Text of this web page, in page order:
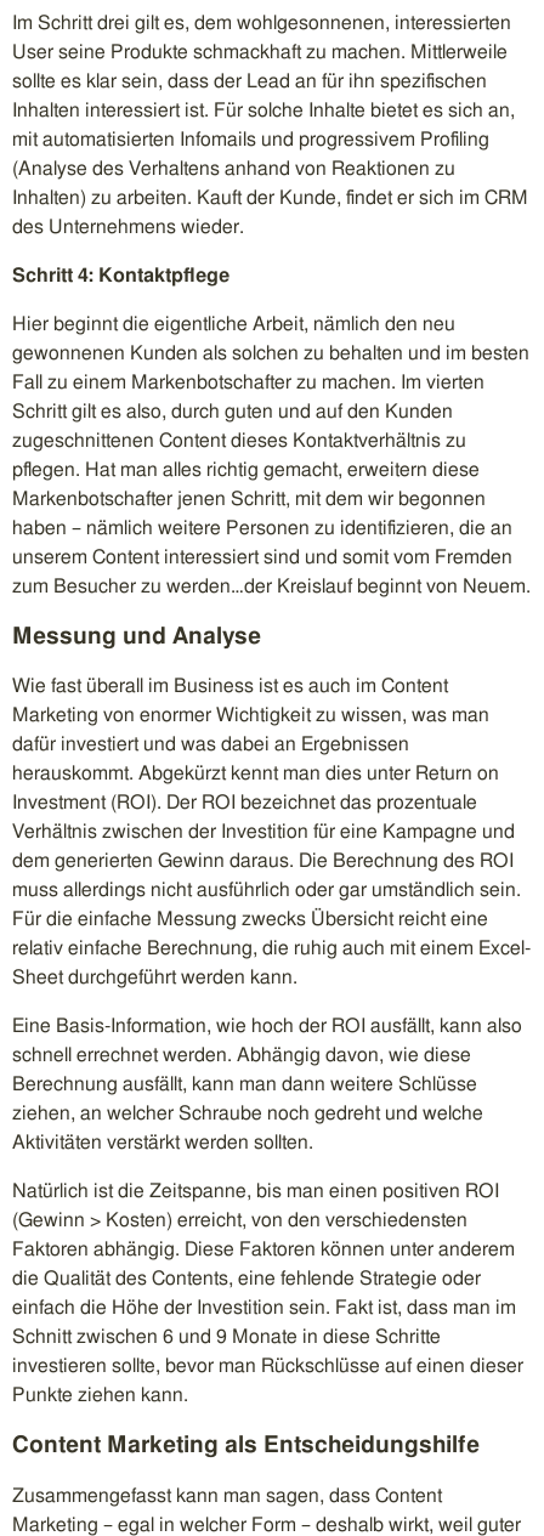
Im Schritt drei gilt es, dem wohlgesonnenen, interessierten
User seine Produkte schmackhaft zu machen. Mittlerweile
sollte es klar sein, dass der Lead an für ihn spezifischen
Inhalten interessiert ist. Für solche Inhalte bietet es sich an,
mit automatisierten Infomails und progressivem Profiling
(Analyse des Verhaltens anhand von Reaktionen zu
Inhalten) zu arbeiten. Kauft der Kunde, findet er sich im CRM
des Unternehmens wieder.
Schritt 4: Kontaktpflege
Hier beginnt die eigentliche Arbeit, nämlich den neu
gewonnenen Kunden als solchen zu behalten und im besten
Fall zu einem Markenbotschafter zu machen. Im vierten
Schritt gilt es also, durch guten und auf den Kunden
zugeschnittenen Content dieses Kontaktverhältnis zu
pflegen. Hat man alles richtig gemacht, erweitern diese
Markenbotschafter jenen Schritt, mit dem wir begonnen
haben – nämlich weitere Personen zu identifizieren, die an
unserem Content interessiert sind und somit vom Fremden
zum Besucher zu werden…der Kreislauf beginnt von Neuem.
Messung und Analyse
Wie fast überall im Business ist es auch im Content
Marketing von enormer Wichtigkeit zu wissen, was man
dafür investiert und was dabei an Ergebnissen
herauskommt. Abgekürzt kennt man dies unter Return on
Investment (ROI). Der ROI bezeichnet das prozentuale
Verhältnis zwischen der Investition für eine Kampagne und
dem generierten Gewinn daraus. Die Berechnung des ROI
muss allerdings nicht ausführlich oder gar umständlich sein.
Für die einfache Messung zwecks Übersicht reicht eine
relativ einfache Berechnung, die ruhig auch mit einem Excel-
Sheet durchgeführt werden kann.
Eine Basis-Information, wie hoch der ROI ausfällt, kann also
schnell errechnet werden. Abhängig davon, wie diese
Berechnung ausfällt, kann man dann weitere Schlüsse
ziehen, an welcher Schraube noch gedreht und welche
Aktivitäten verstärkt werden sollten.
Natürlich ist die Zeitspanne, bis man einen positiven ROI
(Gewinn > Kosten) erreicht, von den verschiedensten
Faktoren abhängig. Diese Faktoren können unter anderem
die Qualität des Contents, eine fehlende Strategie oder
einfach die Höhe der Investition sein. Fakt ist, dass man im
Schnitt zwischen 6 und 9 Monate in diese Schritte
investieren sollte, bevor man Rückschlüsse auf einen dieser
Punkte ziehen kann.
Content Marketing als Entscheidungshilfe
Zusammengefasst kann man sagen, dass Content
Marketing – egal in welcher Form – deshalb wirkt, weil guter